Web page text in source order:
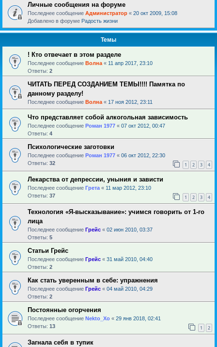
Личные сообщения на форуме
Последнее сообщение Администратор « 20 окт 2009, 15:08
Добавлено в форуме Радость жизни
Темы
! Кто отвечает в этом разделе
Последнее сообщение Волна « 11 апр 2017, 23:10
Ответы: 2
ЧИТАТЬ ПЕРЕД СОЗДАНИЕМ ТЕМЫ!!!! Памятка по
данному разделу!
Последнее сообщение Волна « 17 ноя 2012, 23:11
Что представляет собой алкогольная зависимость
Последнее сообщение Роман 1977 « 07 окт 2012, 00:47
Ответы: 4
Психологические заготовки
Последнее сообщение Роман 1977 « 06 окт 2012, 22:30
Ответы: 32 1 2 3 4
Лекарства от депрессии, уныния и зависти
Последнее сообщение Грета « 11 мар 2012, 23:10
Ответы: 37 1 2 3 4
Технология «Я-высказывание»: учимся говорить от 1-го
лица
Последнее сообщение Грейс « 02 июн 2010, 03:37
Ответы: 5
Статьи Грейс
Последнее сообщение Грейс « 31 май 2010, 04:40
Ответы: 2
Как стать уверенным в себе: упражнения
Последнее сообщение Грейс « 04 май 2010, 04:29
Ответы: 2
Постоянные огорчения
Последнее сообщение Nekto_Xo « 29 янв 2018, 02:41
Ответы: 13 1 2
Загнала себя в тупик